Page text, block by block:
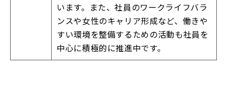
います。また、社員のワークライフバラ
ンスや女性のキャリア形成など、働きや
すい環境を整備するための活動も社員を
中心に積極的に推進中です。